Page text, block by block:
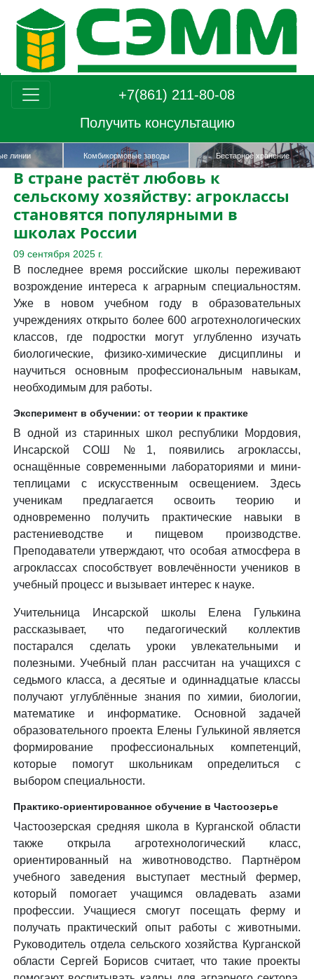
+7(861) 211-80-08
Получить консультацию
заводы Бестарное хранение
Терминалы по перевалке
зерновых
В стране растёт любовь к
сельскому хозяйству: агроклассы
становятся популярными в
школах России
09 сентября 2025 г.
В последнее время российские школы переживают
возрождение интереса к аграрным специальностям.
Уже в новом учебном году в образовательных
учреждениях открыто более 600 агротехнологических
классов, где подростки могут углубленно изучать
биологические, физико-химические дисциплины и
научиться основным профессиональным навыкам,
необходимым для работы.
Эксперимент в обучении: от теории к практике
В одной из старинных школ республики Мордовия,
Инсарской СОШ №1, появились агроклассы,
оснащённые современными лабораториями и мини-
теплицами с искусственным освещением. Здесь
ученикам предлагается освоить теорию и
одновременно получить практические навыки в
растениеводстве и пищевом производстве.
Преподаватели утверждают, что особая атмосфера в
агроклассах способствует вовлечённости учеников в
учебный процесс и вызывает интерес к науке.
Учительница Инсарской школы Елена Гулькина
рассказывает, что педагогический коллектив
постарался сделать уроки увлекательными и
полезными. Учебный план рассчитан на учащихся с
седьмого класса, а десятые и одиннадцатые классы
получают углублённые знания по химии, биологии,
математике и информатике. Основной задачей
образовательного проекта Елены Гулькиной является
формирование профессиональных компетенций,
которые помогут школьникам определиться с
выбором специальности.
Практико-ориентированное обучение в Частоозерье
Частоозерская средняя школа в Курганской области
также открыла агротехнологический класс,
ориентированный на животноводство. Партнёром
учебного заведения выступает местный фермер,
который помогает учащимся овладевать азами
профессии. Учащиеся смогут посещать ферму и
получать практический опыт работы с животными.
Руководитель отдела сельского хозяйства Курганской
области Сергей Борисов считает, что такие проекты